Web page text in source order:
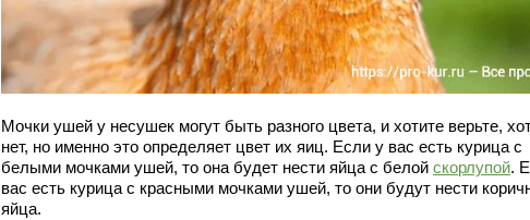
Мочки ушей у несушек могут быть разного цвета, и хотите верьте,
нет, но именно это определяет цвет их яиц. Если у вас есть курица с
белыми мочками ушей, то она будет нести яйца с белой скорлупой.
вас есть курица с красными мочками ушей, то они будут нести
яйца.